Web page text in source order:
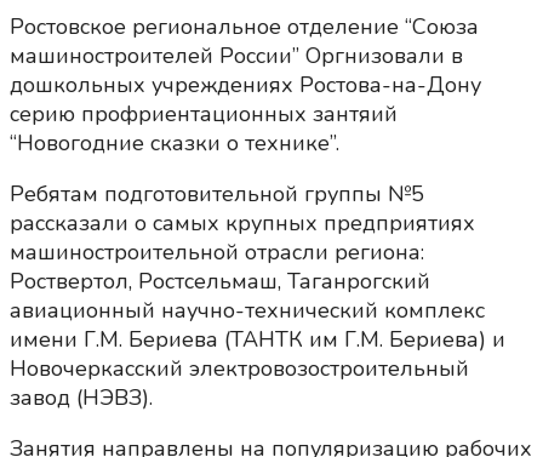
Ростовское региональное отделение “Союза
машиностроителей России” Оргнизовали в
дошкольных учреждениях Ростова-на-Дону
серию профриентационных зантяий
“Новогодние сказки о технике”.
Ребятам подготовительной группы №5
рассказали о самых крупных предприятиях
машиностроительной отрасли региона:
Роствертол, Ростсельмаш, Таганрогский
авиационный научно-технический комплекс
имени Г.М. Бериева (ТАНТК им Г.М. Бериева) и
Новочеркасский электровозостроительный
завод (НЭВЗ).
Занятия направлены на популяризацию рабочих